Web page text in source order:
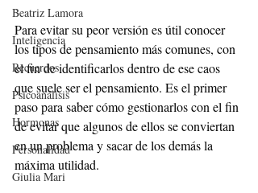
Beatriz Lamora
Inteligencia
Recuerdos
Psicoanálisis
Hormonas
Personalidad
Giulia Mari
Para evitar su peor versión es útil conocer
los tipos de pensamiento más comunes, con
el fin de identificarlos dentro de ese caos
que suele ser el pensamiento. Es el primer
paso para saber cómo gestionarlos con el fin
de evitar que algunos de ellos se conviertan
en un problema y sacar de los demás la
máxima utilidad.